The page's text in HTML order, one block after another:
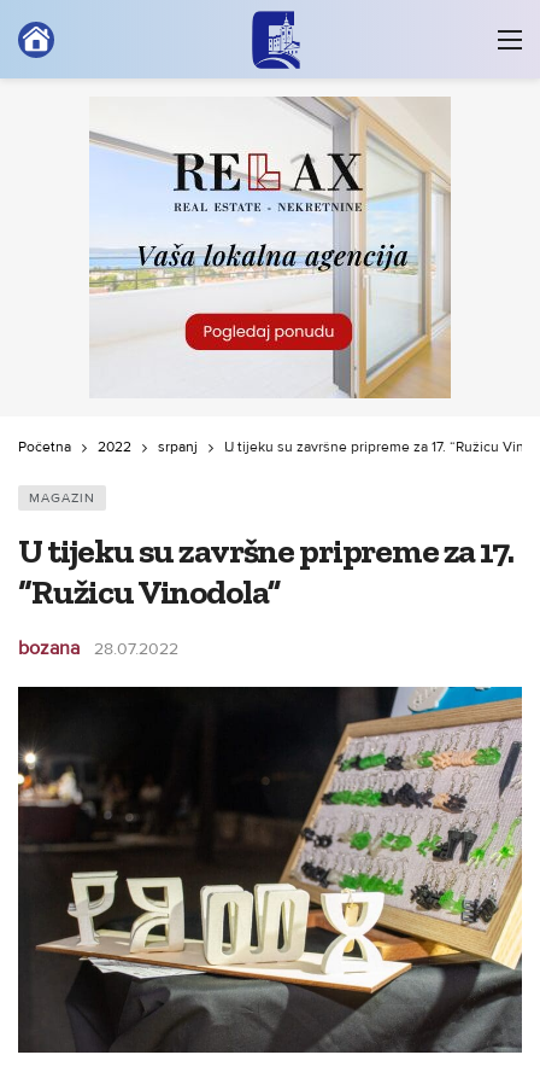
Početna 2022 srpanj U tijeku su završne pripreme za 17. “Ružicu
MAGAZIN
U tijeku su završne pripreme za 17.
“Ružicu Vinodola”
bozana 28.07.2022